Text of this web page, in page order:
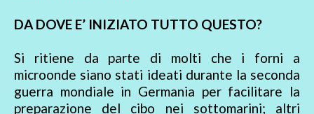
DA DOVE E’ INIZIATO TUTTO QUESTO?
Si ritiene da parte di molti che i forni a
microonde siano stati ideati durante la seconda
guerra mondiale in Germania per facilitare la
preparazione del cibo nei sottomarini; altri